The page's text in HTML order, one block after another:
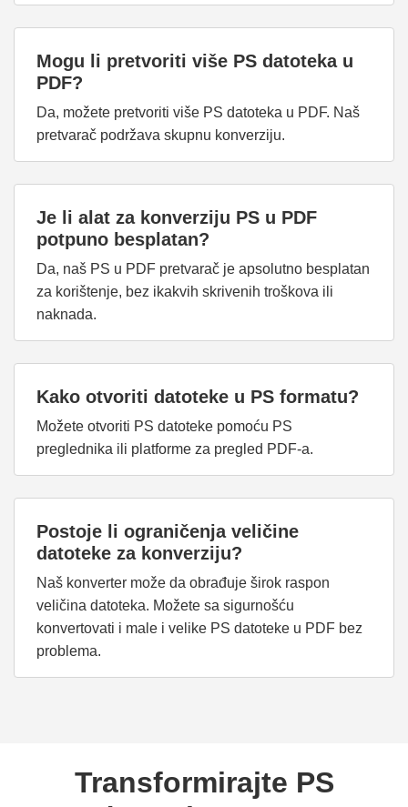
Mogu li pretvoriti više PS datoteka u
PDF?
Da, možete pretvoriti više PS datoteka u PDF. Naš
pretvarač podržava skupnu konverziju.
Je li alat za konverziju PS u PDF
potpuno besplatan?
Da, naš PS u PDF pretvarač je apsolutno besplatan
za korištenje, bez ikakvih skrivenih troškova ili
naknada.
Kako otvoriti datoteke u PS formatu?
Možete otvoriti PS datoteke pomoću PS
preglednika ili platforme za pregled PDF-a.
Postoje li ograničenja veličine
datoteke za konverziju?
Naš konverter može da obrađuje širok raspon
veličina datoteka. Možete sa sigurnošću
konvertovati i male i velike PS datoteke u PDF bez
problema.
Transformirajte PS